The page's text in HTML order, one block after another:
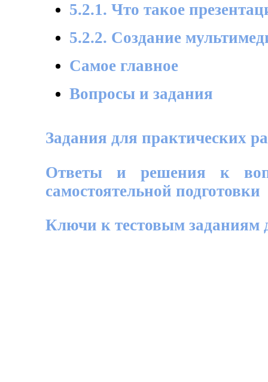
5.2.1. Что такое
5.2.2. Создание
Самое главное
Вопросы и задания
Задания для практических
Ответы и решения к
самостоятельной подготовки
Ключи к тестовым заданиям